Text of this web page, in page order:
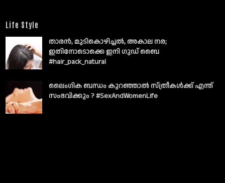
Life Style
താരൻ, മുടികൊഴിച്ചൽ, അകാല നര;
ഇതിനോടൊക്കെ ഇനി ഗുഡ് ബൈ
#hair_pack_natural
ലൈംഗിക ബന്ധം കുറഞ്ഞാല്‍ സ്ത്രീകള്‍ക്ക് എന്ത്
സംഭവിക്കും ? #SexAndWomenLife